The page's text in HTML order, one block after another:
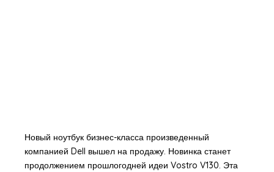
Новый ноутбук бизнес-класса произведенный
компанией Dell вышел на продажу. Новинка станет
продолжением прошлогодней идеи Vostro V130. Эта